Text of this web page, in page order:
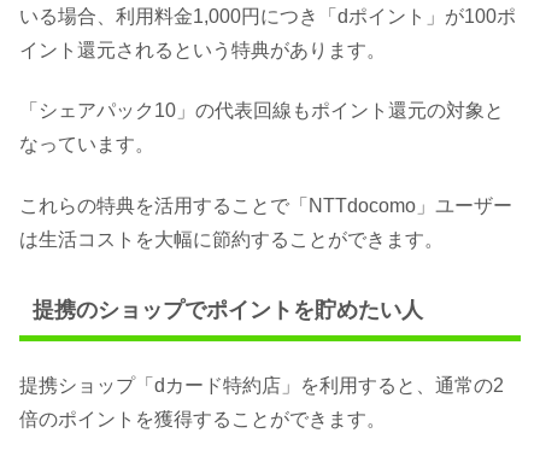
いる場合、利用料金1,000円につき「dポイント」が100ポ
イント還元されるという特典があります。
「シェアパック10」の代表回線もポイント還元の対象と
なっています。
これらの特典を活用することで「NTTdocomo」ユーザー
は生活コストを大幅に節約することができます。
提携のショップでポイントを貯めたい人
提携ショップ「dカード特約店」を利用すると、通常の2
倍のポイントを獲得することができます。